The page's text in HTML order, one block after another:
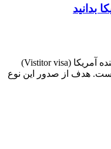
بدانید
ویزای توریستی آمریکا یا ویزای بازدیدکننده آمریکا (Vistitor visa)
هدف از صدور این نوع